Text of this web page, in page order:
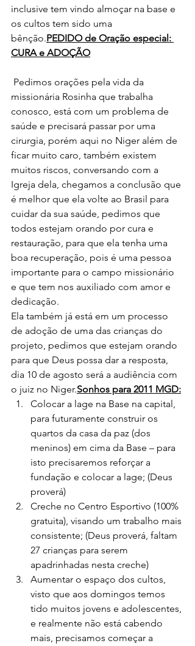
inclusive tem vindo almoçar na base e
os cultos tem sido uma
bênção.PEDIDO de Oração especial:
CURA e ADOÇÃO
missionária Rosinha que trabalha
conosco, está com um problema de
saúde e precisará passar por uma
cirurgia, porém aqui no Niger além de
ficar muito caro, também existem
muitos riscos, conversando com a
Igreja dela, chegamos a conclusão que
é melhor que ela volte ao Brasil para
cuidar da sua saúde, pedimos que
todos estejam orando por cura e
restauração, para que ela tenha uma
boa recuperação, pois é uma pessoa
importante para o campo missionário
e que tem nos auxiliado com amor e
dedicação.
Ela também já está em um processo
de adoção de uma das crianças do
projeto, pedimos que estejam orando
para que Deus possa dar a resposta,
dia 10 de agosto será a audiência com
o juiz no Niger.Sonhos para 2011 MGD:
Colocar a lage na Base na capital,
para futuramente construir os
quartos da casa da paz (dos
meninos) em cima da Base – para
isto precisaremos reforçar a
fundação e colocar a lage; (Deus
proverá)
Creche no Centro Esportivo (100%
gratuita), visando um trabalho mais
consistente; (Deus proverá, faltam
27 crianças para serem
apadrinhadas nesta creche)
Aumentar o espaço dos cultos,
visto que aos domingos temos
tido muitos jovens e adolescentes,
e realmente não está cabendo
mais, precisamos começar a